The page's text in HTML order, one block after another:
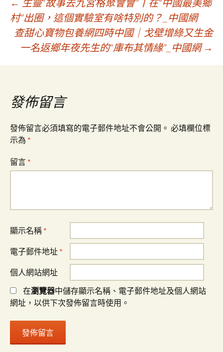
文
章
導
覽
← 生靈“故事去九宮格聚會會”丨在“中國最美鄉
村”出圈，這個實驗室有啥特別的？_中國網
查甜心寶物包養網四時中國｜戈壁增綠又生金
一名返鄉年夜先生的“庫布其情緣”_中國網 →
發佈留言
發佈留言必須填寫的電子郵件地址不會公開。 必填欄位標
示為 *
留言 *
顯示名稱 *
電子郵件地址 *
個人網站網址
在瀏覽器中儲存顯示名稱、電子郵件地址及個人網站
網址，以供下次發佈留言時使用。